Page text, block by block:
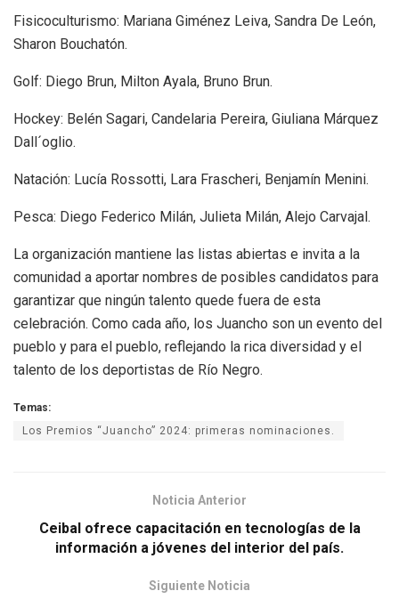
Fisicoculturismo: Mariana Giménez Leiva, Sandra De León,
Sharon Bouchatón.
Golf: Diego Brun, Milton Ayala, Bruno Brun.
Hockey: Belén Sagari, Candelaria Pereira, Giuliana Márquez
Dall´oglio.
Natación: Lucía Rossotti, Lara Frascheri, Benjamín Menini.
Pesca: Diego Federico Milán, Julieta Milán, Alejo Carvajal.
La organización mantiene las listas abiertas e invita a la
comunidad a aportar nombres de posibles candidatos para
garantizar que ningún talento quede fuera de esta
celebración. Como cada año, los Juancho son un evento del
pueblo y para el pueblo, reflejando la rica diversidad y el
talento de los deportistas de Río Negro.
Temas:
Los Premios “Juancho” 2024: primeras nominaciones.
Noticia Anterior
Ceibal ofrece capacitación en tecnologías de la
información a jóvenes del interior del país.
Siguiente Noticia